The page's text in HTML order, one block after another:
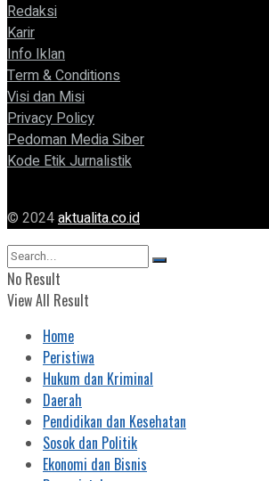
Redaksi
Karir
Info Iklan
Term & Conditions
Visi dan Misi
Privacy Policy
Pedoman Media Siber
Kode Etik Jurnalistik
© 2024aktualita.co.id
No Result
View All Result
Home
Peristiwa
Hukum dan Kriminal
Daerah
Pendidikan dan Kesehatan
Sosok dan Politik
Ekonomi dan Bisnis